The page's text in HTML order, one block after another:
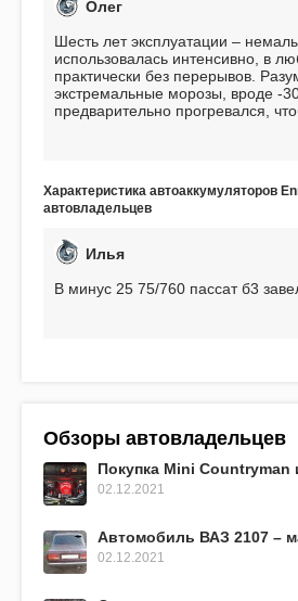
Олег
Шесть лет эксплуатации –
использовалась интенсивно, в
практически без перерывов.
экстремальные морозы, вроде -
предварительно прогревался,
использования не было ни
EFB 75. Судя по
превосходит предыдущую модель.
Характеристика автоаккумуляторов
автовладельцев
Илья
В минус 25 75/760 пассат б3
Обзоры автовладельцев
Покупка Mini Countryman
02.12.2021
Автомобиль ВАЗ 2107 –
02.12.2021